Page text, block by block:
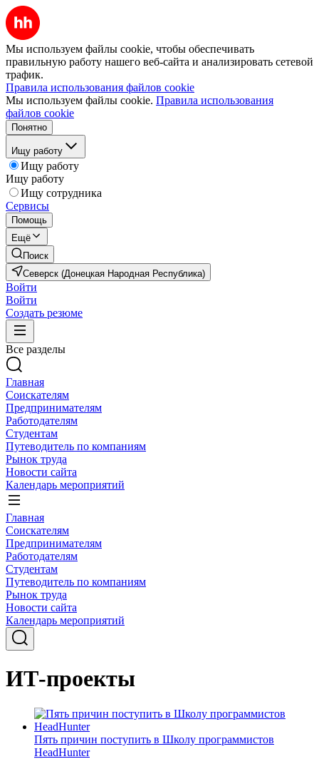
Мы используем файлы cookie, чтобы обеспечивать
правильную работу нашего веб-сайта и анализировать сетевой
трафик.
Правила использования файлов cookie
Мы используем файлы cookie. Правила использования
файлов cookie
Понятно
Ищу работу
Ищу работу
Ищу работу
Ищу сотрудника
Сервисы
Помощь
Ещё
Поиск
Северск (Донецкая Народная Республика)
Войти
Войти
Создать резюме
Все разделы
Главная
Соискателям
Предпринимателям
Работодателям
Студентам
Путеводитель по компаниям
Рынок труда
Новости сайта
Календарь мероприятий
Главная
Соискателям
Предпринимателям
Работодателям
Студентам
Путеводитель по компаниям
Рынок труда
Новости сайта
Календарь мероприятий
ИТ-проекты
Пять причин поступить в Школу программистов
HeadHunter